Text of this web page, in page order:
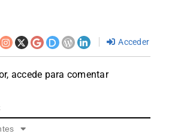
Acceder
accede para comentar